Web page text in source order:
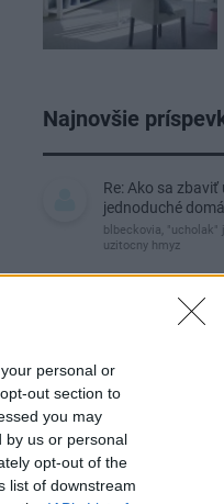
personal or
out section to
you may
by us or personal
opt-out of the
list of downstream
Najnovšie
Re: Ako sa
jednoduché
blbeckovia,
uzitocny hmyz
Re: Vidiecku
domáceho
kamenné múry,
čakám kedy budú
už sú štandardom! Tu
Re: Tesná
praktických
úložného miesta
Ja som pred časom